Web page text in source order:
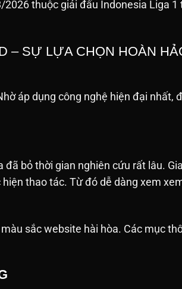
thuộc giải đấu Indonesia Liga 1
– SỰ LỰA CHỌN HOÀN
áp dụng công nghệ hiện đại nhất,
bỏ thời gian nghiên cứu rất lâu.
thao tác. Từ đó dễ dàng xem
sắc website hài hòa. Các mục